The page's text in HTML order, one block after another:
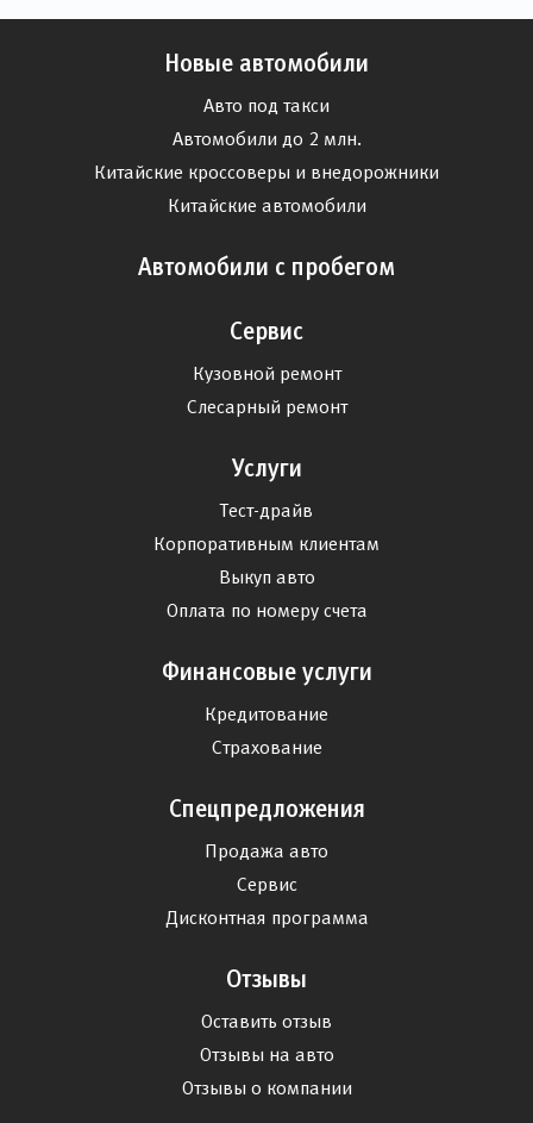
Новые автомобили
Авто под такси
Автомобили до 2 млн.
Китайские кроссоверы и внедорожники
Китайские автомобили
Автомобили с пробегом
Сервис
Кузовной ремонт
Слесарный ремонт
Услуги
Тест-драйв
Корпоративным клиентам
Выкуп авто
Оплата по номеру счета
Финансовые услуги
Кредитование
Страхование
Спецпредложения
Продажа авто
Сервис
Дисконтная программа
Отзывы
Оставить отзыв
Отзывы на авто
Отзывы о компании